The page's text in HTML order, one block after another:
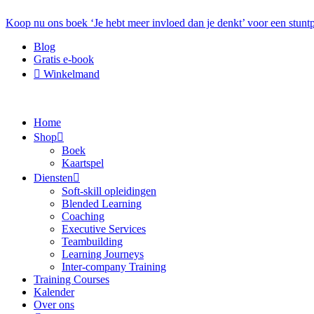
Koop nu ons boek ‘Je hebt meer invloed dan je denkt’ voor een
Blog
Gratis e-book
Winkelmand
Home
Shop
Boek
Kaartspel
Diensten
Soft-skill opleidingen
Blended Learning
Coaching
Executive Services
Teambuilding
Learning Journeys
Inter-company Training
Training Courses
Kalender
Over ons